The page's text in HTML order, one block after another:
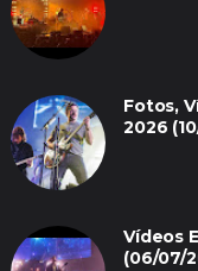
Fotos,
2026
Vídeos
(06/07/